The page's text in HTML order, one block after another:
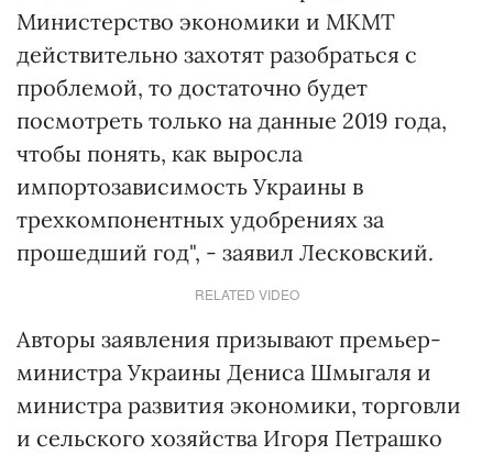
Министерство экономики и МКМТ
действительно захотят разобраться с
проблемой, то достаточно будет
посмотреть только на данные 2019 года,
чтобы понять, как выросла
импортозависимость Украины в
трехкомпонентных удобрениях за
прошедший год", - заявил Лесковский.
RELATED VIDEO
Авторы заявления призывают премьер-
министра Украины Дениса Шмыгаля и
министра развития экономики, торговли
и сельского хозяйства Игоря Петрашко